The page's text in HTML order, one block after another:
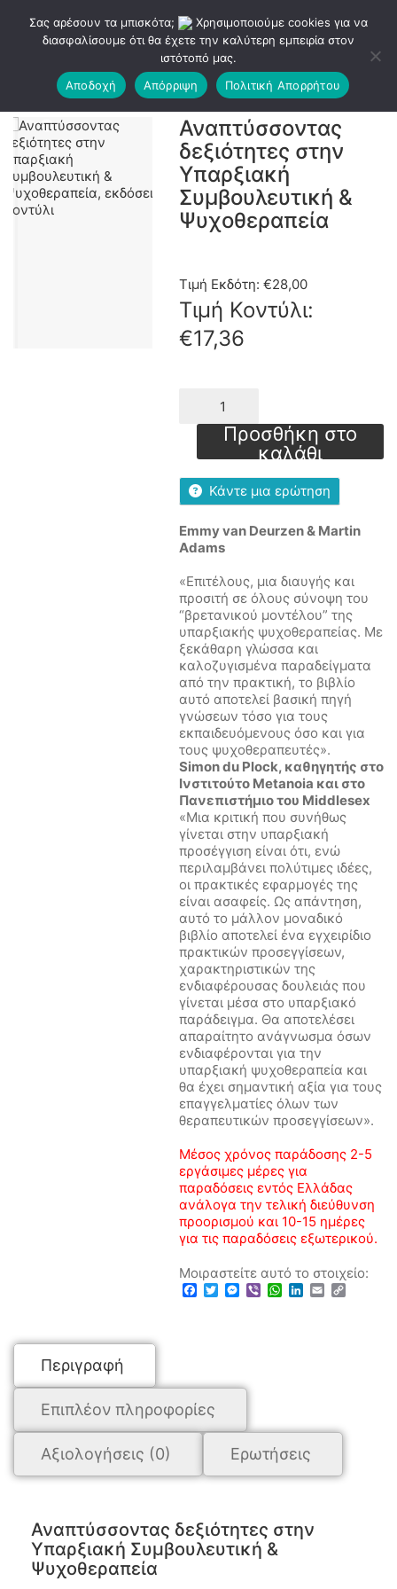
Αναπτύσσοντας
δεξιότητες στην
Υπαρξιακή
Συμβουλευτική &
Ψυχοθεραπεία
Τιμή Εκδότη: €28,00
Τιμή Κοντύλι:
€17,36
δεξιότητες
στην
Υπαρξιακή
Συμβουλευτική
&
Ψυχοθεραπεία
Προσθήκη στο
καλάθι
Κάντε μια ερώτηση
Emmy van Deurzen & Martin
Adams
«Επιτέλους, μια διαυγής και
προσιτή σε όλους σύνοψη του
“βρετανικού μοντέλου” της
υπαρξιακής ψυχοθεραπείας. Με
ξεκάθαρη γλώσσα και
καλοζυγισμένα παραδείγματα
από την πρακτική, το βιβλίο
αυτό αποτελεί βασική πηγή
γνώσεων τόσο για τους
εκπαιδευόμενους όσο και για
τους ψυχοθεραπευτές».
Simon du Plock, καθηγητής στο
Ινστιτούτο Metanoia και στο
Πανεπιστήμιο του Middlesex
«Μια κριτική που συνήθως
γίνεται στην υπαρξιακή
προσέγγιση είναι ότι, ενώ
περιλαμβάνει πολύτιμες ιδέες,
οι πρακτικές εφαρμογές της
είναι ασαφείς. Ως απάντηση,
αυτό το μάλλον μοναδικό
βιβλίο αποτελεί ένα εγχειρίδιο
πρακτικών προσεγγίσεων,
χαρακτηριστικών της
ενδιαφέρουσας δουλειάς που
γίνεται μέσα στο υπαρξιακό
παράδειγμα. Θα αποτελέσει
απαραίτητο ανάγνωσμα όσων
ενδιαφέρονται για την
υπαρξιακή ψυχοθεραπεία και
θα έχει σημαντική αξία για τους
επαγγελματίες όλων των
θεραπευτικών προσεγγίσεων».
Μέσος χρόνος παράδοσης 2-5
εργάσιμες μέρες για
παραδόσεις εντός Ελλάδας
ανάλογα την τελική διεύθυνση
προορισμού και 10-15 ημέρες
για τις παραδόσεις εξωτερικού.
Μοιραστείτε αυτό το στοιχείο:
Facebook
TwitterMessenger
ViberWhatsApp
LinkedIn
EmailCopy
Περιγραφή
Επιπλέον πληροφορίες
Αξιολογήσεις (0) Ερωτήσεις
Αναπτύσσοντας δεξιότητες στην
Υπαρξιακή Συμβουλευτική &
Ψυχοθεραπεία
Σας αρέσουν τα μπισκότα;
Χρησιμοποιούμε cookies για να
διασφαλίσουμε ότι θα έχετε την καλύτερη εμπειρία στον
ιστότοπό μας.
Αποδοχή
Απόρριψη Πολιτική Απορρήτου